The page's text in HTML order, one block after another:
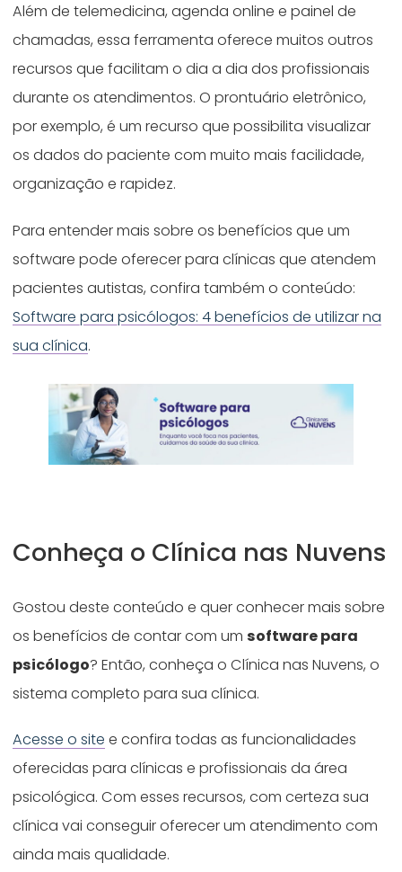
Além de telemedicina, agenda online e painel de
chamadas, essa ferramenta oferece muitos outros
recursos que facilitam o dia a dia dos profissionais
durante os atendimentos. O prontuário eletrônico,
por exemplo, é um recurso que possibilita visualizar
os dados do paciente com muito mais facilidade,
organização e rapidez.
Para entender mais sobre os benefícios que um
software pode oferecer para clínicas que atendem
pacientes autistas, confira também o conteúdo:
Software para psicólogos: 4 benefícios de utilizar na
sua clínica.
Conheça o Clínica nas Nuvens
Gostou deste conteúdo e quer conhecer mais sobre
os benefícios de contar com umsoftware para
psicólogo? Então, conheça o Clínica nas Nuvens, o
sistema completo para sua clínica.
Acesse o site e confira todas as funcionalidades
oferecidas para clínicas e profissionais da área
psicológica. Com esses recursos, com certeza sua
clínica vai conseguir oferecer um atendimento com
ainda mais qualidade.